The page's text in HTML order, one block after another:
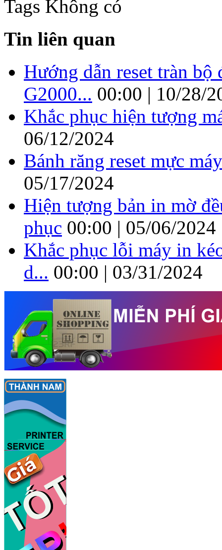
Tags Không có
Tin liên quan
Hướng dẫn reset tràn bộ
G2000... 00:00 | 10/28/
Khắc phục hiện tượng
06/12/2024
Bánh răng reset mực
05/17/2024
Hiện tượng bản in mờ
phục 00:00 | 05/06/2024
Khắc phục lỗi máy in
d... 00:00 | 03/31/2024